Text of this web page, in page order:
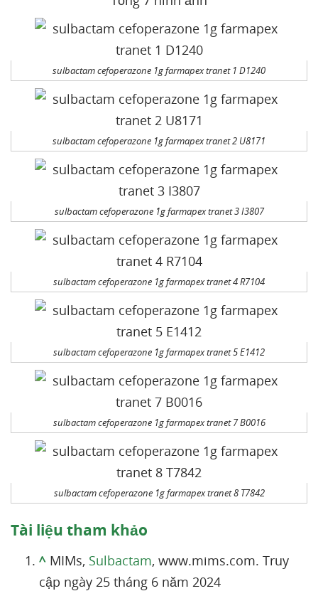
sulbactam cefoperazone 1g farmapex tranet 1 D1240
sulbactam cefoperazone 1g farmapex tranet 2 U8171
sulbactam cefoperazone 1g farmapex tranet 3 I3807
sulbactam cefoperazone 1g farmapex tranet 4 R7104
sulbactam cefoperazone 1g farmapex tranet 5 E1412
sulbactam cefoperazone 1g farmapex tranet 7 B0016
sulbactam cefoperazone 1g farmapex tranet 8 T7842
Tài liệu tham khảo
^ MIMs, Sulbactam, www.mims.com. Truy
cập ngày 25 tháng 6 năm 2024